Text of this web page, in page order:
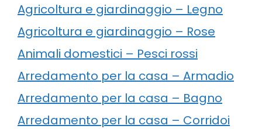
Agricoltura e giardinaggio – Legno
Agricoltura e giardinaggio – Rose
Animali domestici – Pesci rossi
Arredamento per la casa – Armadio
Arredamento per la casa – Bagno
Arredamento per la casa – Corridoi